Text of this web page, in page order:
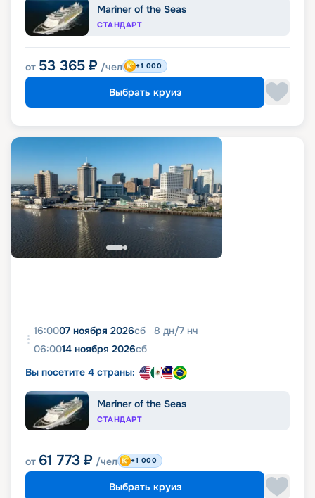
Mariner of the Seas
СТАНДАРТ
от 53 365 ₽ /чел +1 000
Выбрать круиз
16:0007 ноября 2026сб 8 дн/7 нч
06:0014 ноября 2026сб
Вы посетите 4 страны:
Mariner of the Seas
СТАНДАРТ
от 61 773 ₽ /чел +1 000
Выбрать круиз